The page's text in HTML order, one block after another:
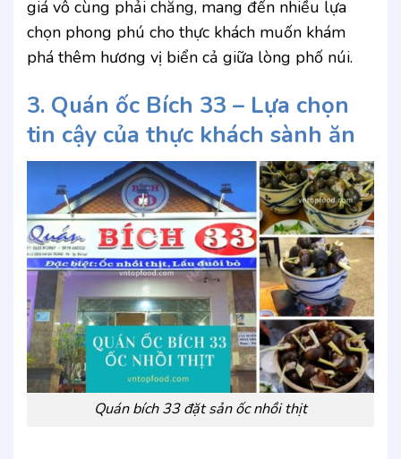
giá vô cùng phải chăng, mang đến nhiều lựa
chọn phong phú cho thực khách muốn khám
phá thêm hương vị biển cả giữa lòng phố núi.
3. Quán ốc Bích 33 – Lựa chọn
tin cậy của thực khách sành ăn
Quán bích 33 đặt sản ốc nhồi thịt